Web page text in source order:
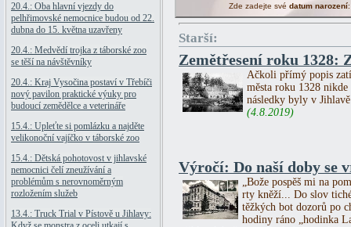
20.4.: Oba hlavní vjezdy do
pelhřimovské nemocnice budou od 22.
dubna do 15. května uzavřeny
20.4.: Medvědí trojka z táborské zoo
se těší na návštěvníky
20.4.: Kraj Vysočina postaví v Třebíči
nový pavilon praktické výuky pro
budoucí zemědělce a veterináře
15.4.: Upleťte si pomlázku a najděte
velikonoční vajíčko v táborské zoo
15.4.: Dětská pohotovost v jihlavské
nemocnici čelí zneužívání a
problémům s nerovnoměrným
rozložením služeb
13.4.: Truck Trial v Pístově u Jihlavy:
Zde zadejte své datum narození
Starší:
Zemětřesení roku 1328:
Ačkoli přímý popis
města roku 1328
následky byly v
(4.8.2019)
Výročí: Do naší doby se
„Bože pospěš mi na
rty kněží... Do slov
těžkých bot dozorů po
hodiny ráno „hodinka